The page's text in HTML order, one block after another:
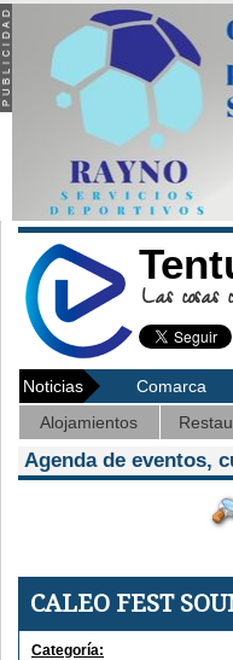
Las cosas
Noticias Comarca
Alojamientos
Agenda de eventos,
CALEO FEST
Categoría: